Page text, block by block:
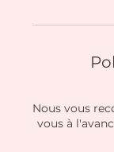
Nous vous
vous à